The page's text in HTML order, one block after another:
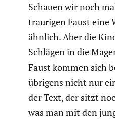
Schauen wir noch
traurigen Faust eine
ähnlich. Aber die
Schlägen in die
Faust kommen sich
übrigens nicht nur
der Text, der sitzt
was man mit den